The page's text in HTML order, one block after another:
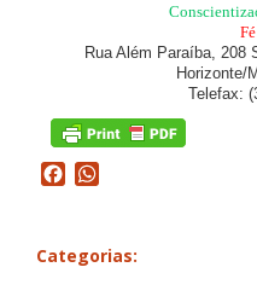
Fé
Rua Além Paraíba, 208
Horizonte/
Telefax:
Facebook
Categorias: